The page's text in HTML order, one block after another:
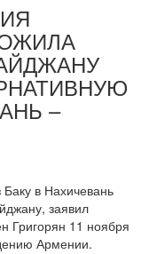
–
Баку в Нахичевань
заявил
Григорян 11 ноября
Армении.